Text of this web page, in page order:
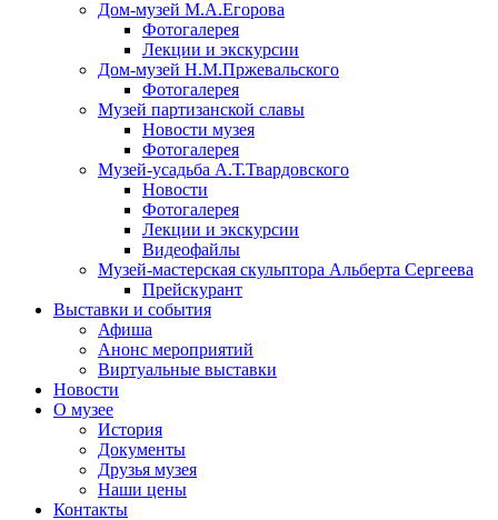
Дом-музей М.А.Егорова
Фотогалерея
Лекции и экскурсии
Дом-музей Н.М.Пржевальского
Фотогалерея
Музей партизанской славы
Новости музея
Фотогалерея
Музей-усадьба А.Т.Твардовского
Новости
Фотогалерея
Лекции и экскурсии
Видеофайлы
Музей-мастерская скульптора Альберта Сергеева
Прейскурант
Выставки и события
Афиша
Анонс мероприятий
Виртуальные выставки
Новости
О музее
История
Документы
Друзья музея
Наши цены
Контакты